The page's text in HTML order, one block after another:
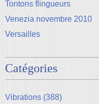
Tontons flingueurs
Venezia novembre 2010
Versailles
Catégories
Vibrations (388)